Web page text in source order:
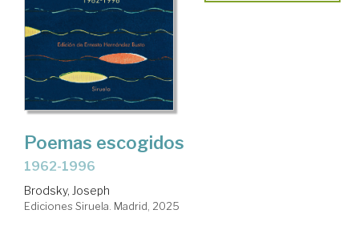
Poemas escogidos
1962-1996
Brodsky, Joseph
Ediciones Siruela. Madrid, 2025